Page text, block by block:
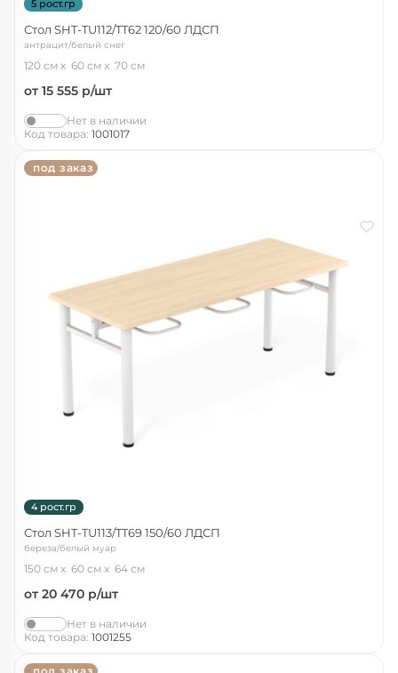
5 рост.гр
Стол SHT-TU112/TT62 120/60 ЛДСП
антрацит/белый снег
120 см 60 см 70 см
от 15 555 р/шт
Нет в наличии
Код товара: 1001017
под заказ
4 рост.гр
Стол SHT-TU113/TT69 150/60 ЛДСП
береза/белый муар
150 см 60 см 64 см
от 20 470 р/шт
Нет в наличии
Код товара: 1001255